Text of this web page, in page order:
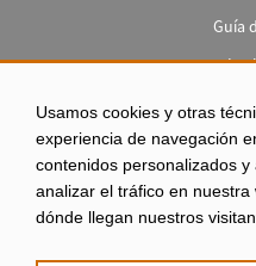
Usamos cookies y otras
experiencia de navegación
contenidos personalizados
analizar el tráfico en
dónde llegan nuestros
Guía